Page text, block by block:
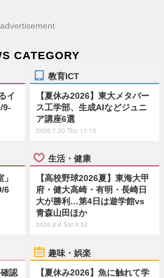
advertisement
CATEGORY
イ
9-
教育ICT
【夏休み2026】東大メタバー
ス工学部、生成AIなどジュニ
ア講座6選
2026.7.30 Thu 11:15
6
生活・健康
【高校野球2026夏】東海大甲
府・健大高崎・有明・長崎日
大が勝利…第4日は遊学館vs
青森山田ほか
2026.8.8 Sat 9:52
認
趣味・娯楽
【夏休み2026】魚に触れて学